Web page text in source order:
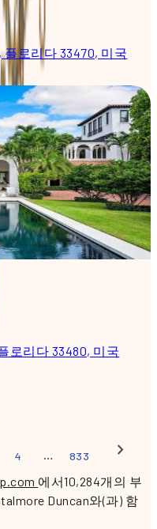
플로리다 33470, 미국
로리다 33480, 미국
4 … 833
에서10,284개의 부
Duncan와(과) 함